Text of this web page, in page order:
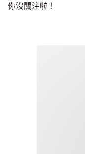
你沒關注啦！